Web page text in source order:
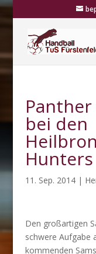
bei den
Hunters
11. Sep. 2014|
Den großartigen
schwere Aufgabe
kommenden